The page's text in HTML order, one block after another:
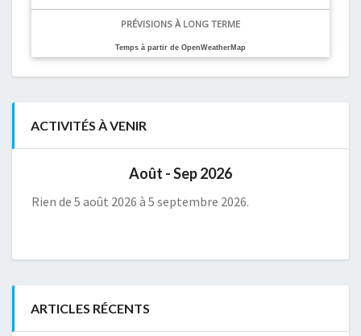
PRÉVISIONS À LONG TERME
Temps à partir de OpenWeatherMap
ACTIVITÉS À VENIR
Août - Sep 2026
Rien de 5 août 2026 à 5 septembre 2026.
ARTICLES RÉCENTS